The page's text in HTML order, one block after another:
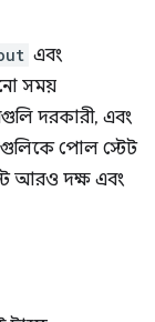
এবং
সময়
দরকারী, এবং
পোল স্টেট
আরও দক্ষ এবং